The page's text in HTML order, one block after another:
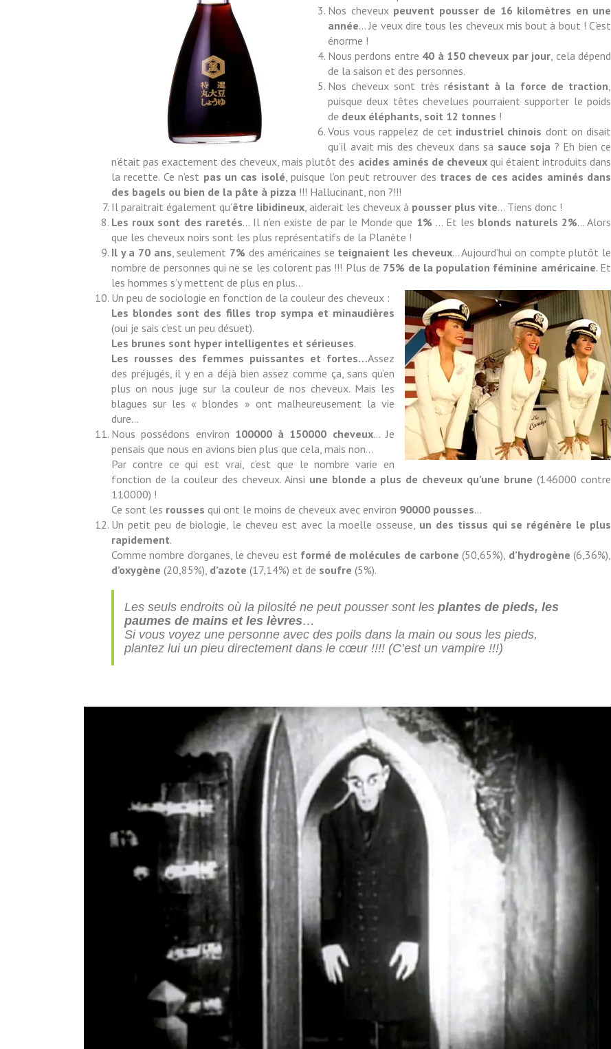
Nos cheveux peuvent pousser de 16 kilomètres en une
année… Je veux dire tous les cheveux mis bout à bout ! C’est
énorme !
Nous perdons entre 40 à 150 cheveux par jour, cela dépend
de la saison et des personnes.
Nos cheveux sont très résistant à la force de traction,
puisque deux têtes chevelues pourraient supporter le poids
de deux éléphants, soit 12 tonnes !
Vous vous rappelez de cet industriel chinois dont on disait
qu’il avait mis des cheveux dans sa sauce soja ? Eh bien ce
n’était pas exactement des cheveux, mais plutôt des acides aminés de cheveuxqui étaient introduits dans
la recette. Ce n’est pas un cas isolé, puisque l’on peut retrouver des traces de ces acides aminés dans
des bagels ou bien de la pâte à pizza !!! Hallucinant, non ?!!!
Il paraitrait également qu’être libidineux, aiderait les cheveux à pousser plus vite… Tiens donc !
Les roux sont des raretés… Il n’en existe de par le Monde que 1% … Et les blonds naturels 2%… Alors
que les cheveux noirs sont les plus représentatifs de la Planète !
Il y a 70 ans, seulement 7% des américaines se teignaient les cheveux… Aujourd’hui on compte plutôt le
nombre de personnes qui ne se les colorent pas !!! Plus de 75% de la population féminine américaine. Et
les hommes s’y mettent de plus en plus…
Un peu de sociologie en fonction de la couleur des cheveux :
Les blondes sont des filles trop sympa et minaudières
(oui je sais c’est un peu désuet).
Les brunes sont hyper intelligentes et sérieuses.
Les rousses des femmes puissantes et fortes…Assez
des préjugés, il y en a déjà bien assez comme ça, sans qu’en
plus on nous juge sur la couleur de nos cheveux. Mais les
blagues sur les « blondes » ont malheureusement la vie
dure…
Nous possédons environ 100000 à 150000 cheveux… Je
pensais que nous en avions bien plus que cela, mais non…
Par contre ce qui est vrai, c’est que le nombre varie en
fonction de la couleur des cheveux. Ainsi une blonde a plus de cheveux qu’une brune (146000 contre
110000) !
Ce sont les rousses qui ont le moins de cheveux avec environ 90000 pousses…
Un petit peu de biologie, le cheveu est avec la moelle osseuse, un des tissus qui se régénère le plus
rapidement.
Comme nombre d’organes, le cheveu est formé de molécules de carbone (50,65%), d’hydrogène (6,36%),
d’oxygène (20,85%), d’azote (17,14%) et de soufre (5%).
Les seuls endroits où la pilosité ne peut pousser sont les plantes de pieds, les
paumes de mains et les lèvres…
Si vous voyez une personne avec des poils dans la main ou sous les pieds,
plantez lui un pieu directement dans le cœur !!!! (C’est un vampire !!!)